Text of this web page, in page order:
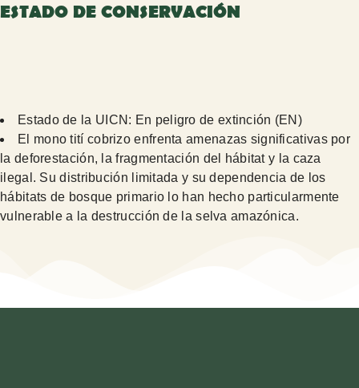
ESTADO DE CONSERVACIÓN
Estado de la UICN: En peligro de extinción (EN)
El mono tití cobrizo enfrenta amenazas significativas por
la deforestación, la fragmentación del hábitat y la caza
ilegal. Su distribución limitada y su dependencia de los
hábitats de bosque primario lo han hecho particularmente
vulnerable a la destrucción de la selva amazónica.